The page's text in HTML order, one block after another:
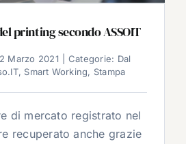
printing secondo ASSOIT
2 Marzo 2021 Categorie: Dal
, Smart Working, Stampa
di mercato registrato nel
recuperato anche grazie